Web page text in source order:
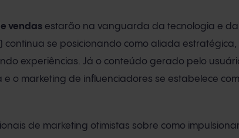
vendas estarão na vanguarda da tecnologia e
continua se posicionando como aliada estratégica,
experiências. Já o conteúdo gerado pelo
o marketing de influenciadores se estabelece
de marketing otimistas sobre como